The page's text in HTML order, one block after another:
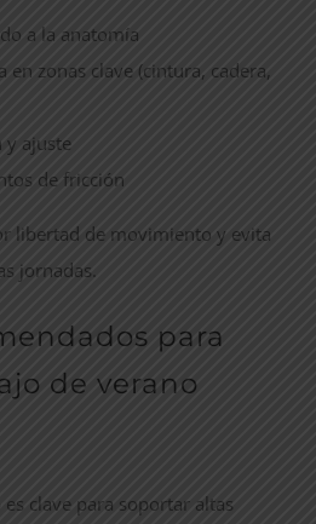
a la anatomía
en zonas clave (cintura, cadera,
y ajuste
de fricción
libertad de movimiento y evita
jornadas.
para
de verano
clave para soportar altas